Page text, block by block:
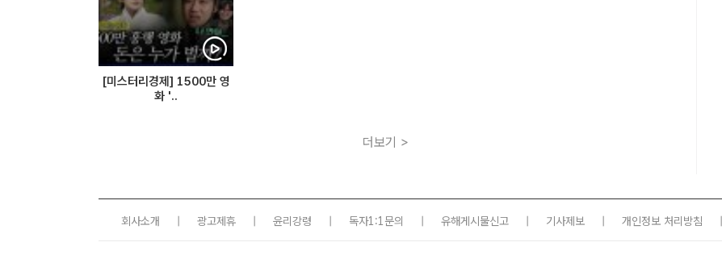
[미스터리경제] 1500만 영
화 '..
더보기 >
회사소개 광고제휴 윤리강령 독자1:1문의 유해게시물신고 기사제보 개인정보 처리방침